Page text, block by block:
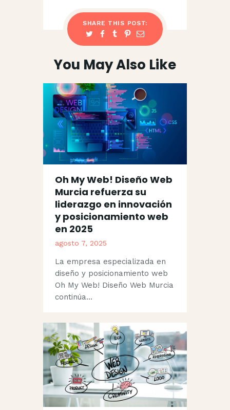
SHARE THIS POST:
You May Also Like
Oh My Web! Diseño Web
Murcia refuerza su
liderazgo en innovación
y posicionamiento web
en 2025
agosto 7, 2025
La empresa especializada en
diseño y posicionamiento web
Oh My Web! Diseño Web Murcia
continúa…